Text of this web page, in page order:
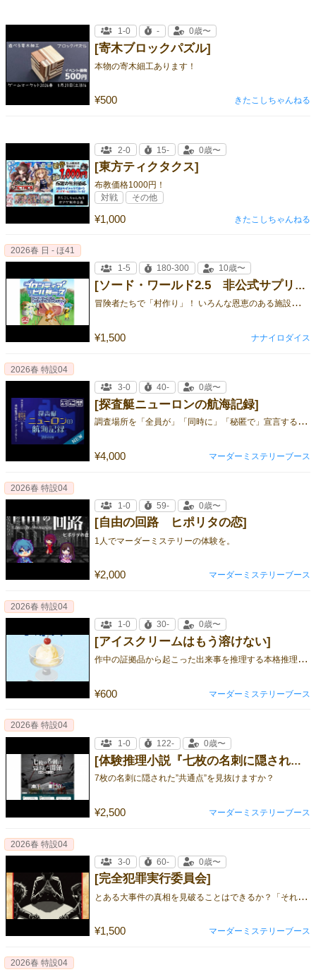
[寄木ブロックパズル]
本物の寄木細工あります！
¥500
1-0 - 0歳〜
きたこしちゃんねる
[東方ティクタクス]
布教価格1000円！
¥1,000
2-0 15- 0歳〜
対戦 その他
きたこしちゃんねる
[ソード・ワールド2.5 非公式サプリ＆シナリオ＆リプレイ「フロンティア・ビルダーズ」]
冒
険者たちで「村作り」！ いろんな恩恵のある施設を建てて、自分たちだけの村を作ろう！
¥1,500
2026春 日 - ほ41
1-5
180-300 10歳〜
ナナイロダイス
[探査艇ニューロンの航海記録]
調
査場所を「全員が」「同時に」「秘匿で」宣言する、情報整理型マーダーミステリー
¥4,000
2026春 特設04
3-0
40- 0歳〜
マーダーミステリーブース
[自由の回路 ヒポリタの恋]
1人でマーダーミステリーの体験を。
¥2,000
2026春 特設04
1-0
59- 0歳〜
マーダーミステリーブース
[アイスクリームはもう溶けない]
作
中の証拠品から起こった出来事を推理する本格推理ゲーム、掌編版 体験型推理小説 第三作！
¥600
2026春 特設04
1-0
30- 0歳〜
マーダーミステリーブース
[体験推理小説『七枚の名刺に隠された関係』]
7枚の名刺に隠された”共通点”を見抜けますか？
¥2,500
2026春 特設04
1-0
122- 0歳〜
マーダーミステリーブース
[完全犯罪実行委員会]
と
ある大事件の真相を見破ることはできるか？「それじゃあ、完全犯罪実行委員会を始めよう──」
¥1,500
2026春 特設04
3-0
60- 0歳〜
マーダーミステリーブース
2026春 特設04